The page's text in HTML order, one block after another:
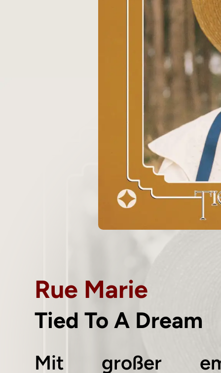
Rue Marie
Tied To A Dream
Mit großer